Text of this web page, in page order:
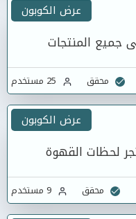
جميع المنتجات
عرض الكوبون
محقق
لحظات القهوة
عرض الكوبون
محقق